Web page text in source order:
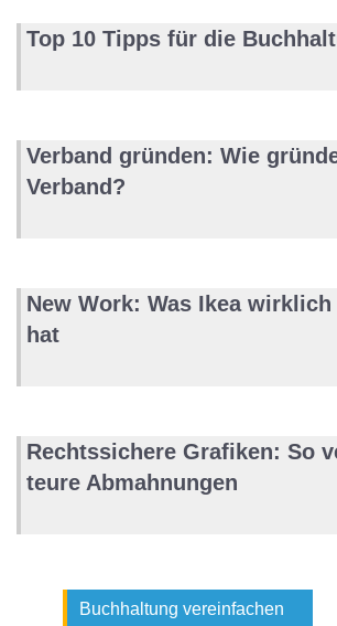
Top 10 Tipps für die
Verband gründen: Wie
Verband?
New Work: Was Ikea
hat
Rechtssichere Grafiken: So
teure Abmahnungen
Buchhaltung vereinfachen